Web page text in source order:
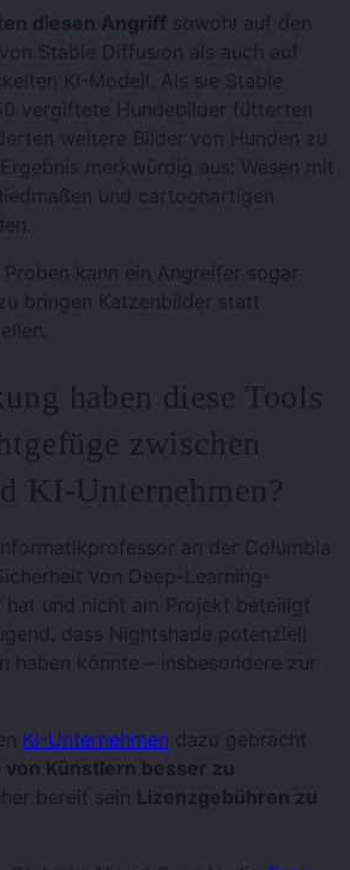
diesen Angriff sowohl auf den
Stable Diffusion als auch auf
KI-Modell. Als sie Stable
vergiftete Hundebilder fütterten
weitere Bilder von Hunden zu
merkwürdig aus: Wesen mit
und cartoonartigen
kann ein Angreifer sogar
bringen Katzenbilder statt
haben diese Tools
zwischen
KI-Unternehmen?
Informatikprofessor an der Columbia
von Deep-Learning-
und nicht am Projekt beteiligt
dass Nightshade potenziell
haben könnte – insbesondere zur
KI-Unternehmen dazu gebracht
von Künstlern besser zu
bereit sein Lizenzgebühren zu